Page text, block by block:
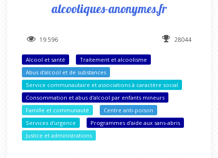
alcooliques-anonymes.fr
19 596 28044
Alcool et santé
Traitement et alcoolisme
Abus d'alcool et de substances
Service communautaire et associations à caractère social
Consommation et abus d'alcool par enfants mineurs
Famille et communauté
Centre anti-poison
Services d'urgence
Programmes d'aide aux sans-abris
Justice et administrations